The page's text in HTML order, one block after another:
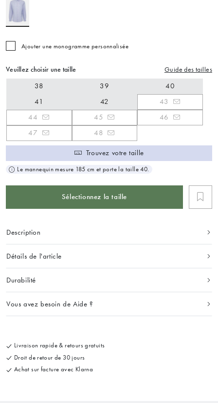
Ajouter une monogramme personnalisée
Veuillez choisir une taille Guide des tailles
38 39
40
41
42
43
44
45
46
47
48
Trouvez votre taille
Le mannequin mesure 185 cm et porte la taille 40.
Sélectionnez la taille
Description
Détails de l'article
Durabilité
Vous avez besoin de Aide ?
Livraison rapide & retours gratuits
Droit de retour de 30 jours
Achat sur facture avec Klarna